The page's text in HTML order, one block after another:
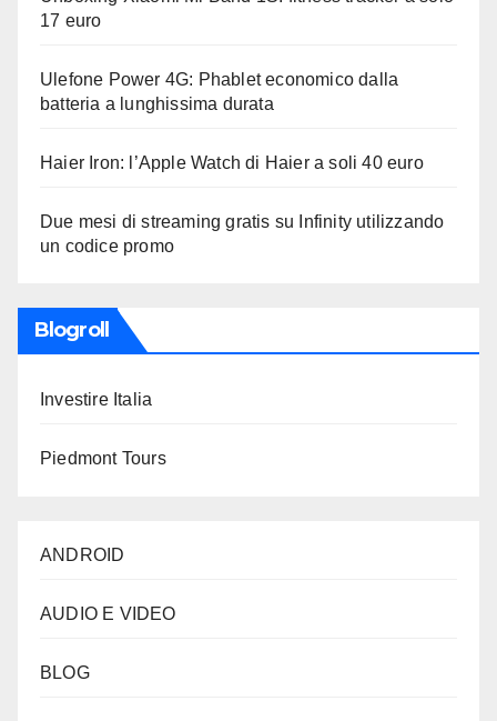
17 euro
Ulefone Power 4G: Phablet economico dalla
batteria a lunghissima durata
Haier Iron: l’Apple Watch di Haier a soli 40 euro
Due mesi di streaming gratis su Infinity utilizzando
un codice promo
Blogroll
Investire Italia
Piedmont Tours
ANDROID
AUDIO E VIDEO
BLOG